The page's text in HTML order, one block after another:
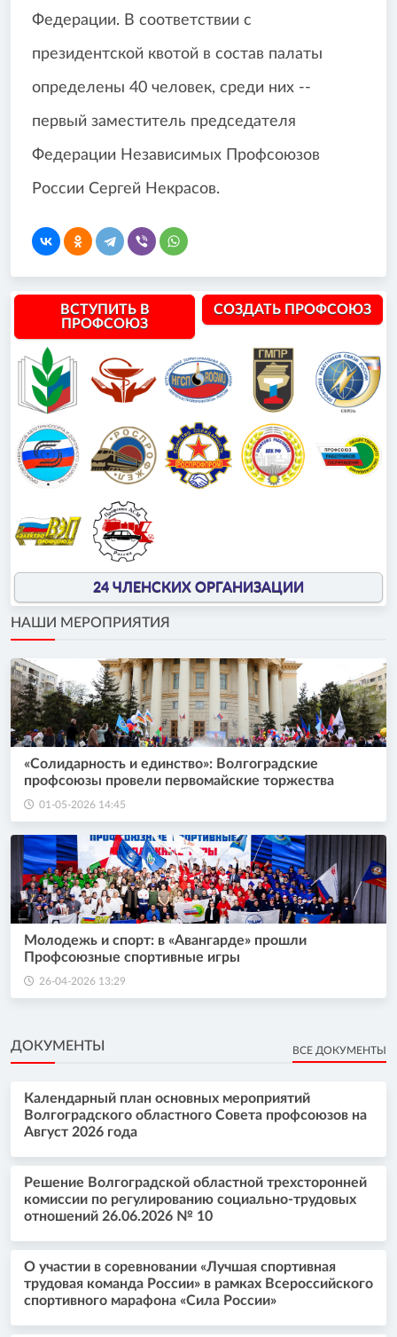
Федерации. В соответствии с
президентской квотой в состав палаты
определены 40 человек, среди них --
первый заместитель председателя
Федерации Независимых Профсоюзов
России Сергей Некрасов.
ВСТУПИТЬ В
ПРОФСОЮЗ
СОЗДАТЬ ПРОФСОЮЗ
24 ЧЛЕНСКИХ ОРГАНИЗАЦИИ
НАШИ МЕРОПРИЯТИЯ
«Солидарность и единство»: Волгоградские
профсоюзы провели первомайские торжества
01-05-2026 14:45
Молодежь и спорт: в «Авангарде» прошли
Профсоюзные спортивные игры
26-04-2026 13:29
ДОКУМЕНТЫ ВСЕ ДОКУМЕНТЫ
Календарный план основных мероприятий
Волгоградского областного Совета профсоюзов на
Август 2026 года
Решение Волгоградской областной трехсторонней
комиссии по регулированию социально-трудовых
отношений 26.06.2026 № 10
О участии в соревновании «Лучшая спортивная
трудовая команда России» в рамках Всероссийского
спортивного марафона «Сила России»